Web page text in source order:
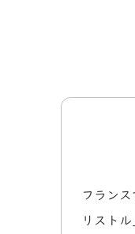
フラン
リスト